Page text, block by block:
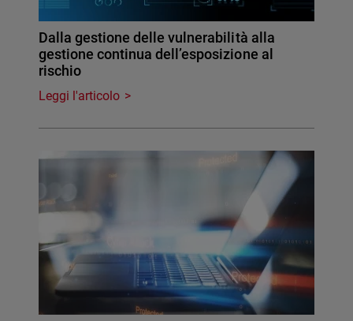
Dalla gestione delle vulnerabilità alla
gestione continua dell’esposizione al
rischio
Leggi l'articolo